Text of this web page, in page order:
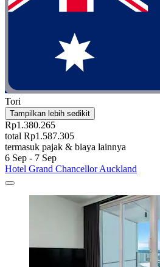
Tori
Tampilkan lebih sedikit
Rp1.380.265
total Rp1.587.305
termasuk pajak & biaya lainnya
6 Sep - 7 Sep
Hotel Grand Chancellor Auckland